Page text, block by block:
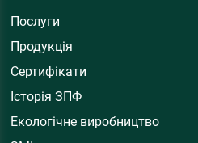
Послуги
Продукція
Сертифікати
Історія ЗПФ
Екологічне виробництво